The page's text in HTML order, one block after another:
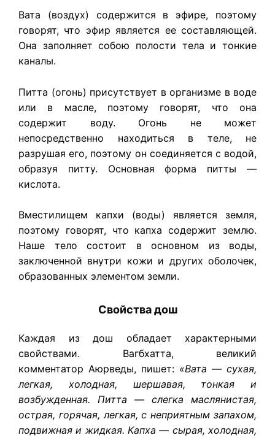
Вата (воздух) содержится в эфире, поэтому
говорят, что эфир является ее составляющей.
Она заполняет собою полости тела и тонкие
каналы.
Питта (огонь) присутствует в организме в воде
или в масле, поэтому говорят, что она
содержит воду. Огонь не может
непосредственно находиться в теле, не
разрушая его, поэтому он соединяется с водой,
образуя питту. Основная форма питты —
кислота.
Вместилищем капхи (воды) является земля,
поэтому говорят, что капха содержит землю.
Наше тело состоит в основном из воды,
заключенной внутри кожи и других оболочек,
образованных элементом земли.
Свойства дош
Каждая из дош обладает характерными
свойствами. Вагбхатта, великий
комментатор Аюрведы, пишет: «Вата — сухая,
легкая, холодная, шершавая, тонкая и
возбужденная. Питта — слегка маслянистая,
острая, горячая, легкая, с неприятным запахом,
подвижная и жидкая. Капха — сырая, холодная,